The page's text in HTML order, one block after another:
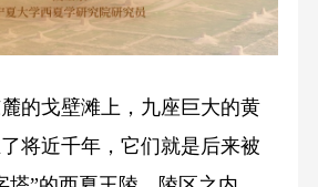
戈壁滩上，九座巨大的黄
将近千年，它们就是后来被